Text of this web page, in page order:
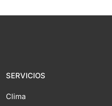
SERVICIOS
Clima